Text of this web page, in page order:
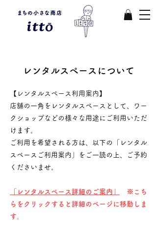
​レンタルスペースについて
【レンタルスペース利用案内】
店舗の一角をレンタルスペースとして、
ワー
クショップなどの様々な用途にご利用いただ
けます。
ご利用を希望される方は、以下の「レンタル
スペースご利用案内」をご一読の上、ご予約
くださいませ。
「レンタルスペース詳細のご案内」
※こち
らをクリックすると詳細のページに移動しま
す。